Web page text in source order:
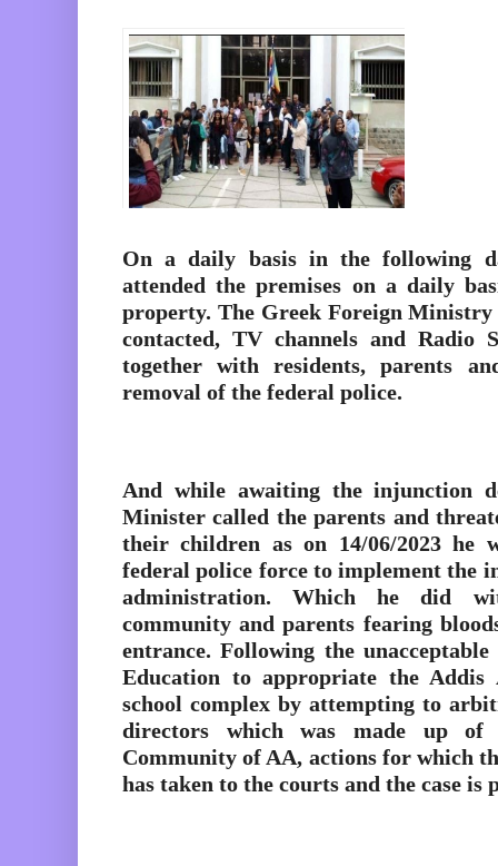
On a daily basis in the following
attended the premises on a daily
property. The Greek Foreign
contacted, TV channels and Radio
together with residents, parents
removal of the federal police.
And while awaiting the injunction
Minister called the parents and
their children as on 14/06/2023 he
federal police force to implement the
administration. Which he did
community and parents fearing
entrance. Following the
Education to appropriate the Addis
school complex by attempting to
directors which was made up of
Community of AA, actions for which
has taken to the courts and the case is